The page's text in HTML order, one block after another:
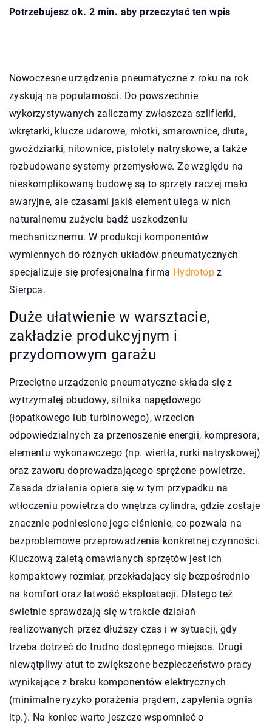
Potrzebujesz ok. 2 min. aby przeczytać ten wpis
Nowoczesne urządzenia pneumatyczne z roku na rok
zyskują na popularności. Do powszechnie
wykorzystywanych zaliczamy zwłaszcza szlifierki,
wkrętarki, klucze udarowe, młotki, smarownice, dłuta,
gwoździarki, nitownice, pistolety natryskowe, a także
rozbudowane systemy przemysłowe. Ze względu na
nieskomplikowaną budowę są to sprzęty raczej mało
awaryjne, ale czasami jakiś element ulega w nich
naturalnemu zużyciu bądź uszkodzeniu
mechanicznemu. W produkcji komponentów
wymiennych do różnych układów pneumatycznych
specjalizuje się profesjonalna firma Hydrotop z
Sierpca.
Duże ułatwienie w warsztacie,
zakładzie produkcyjnym i
przydomowym garażu
Przeciętne urządzenie pneumatyczne składa się z
wytrzymałej obudowy, silnika napędowego
(łopatkowego lub turbinowego), wrzecion
odpowiedzialnych za przenoszenie energii, kompresora,
elementu wykonawczego (np. wiertła, rurki natryskowej)
oraz zaworu doprowadzającego sprężone powietrze.
Zasada działania opiera się w tym przypadku na
wtłoczeniu powietrza do wnętrza cylindra, gdzie zostaje
znacznie podniesione jego ciśnienie, co pozwala na
bezproblemowe przeprowadzenia konkretnej czynności.
Kluczową zaletą omawianych sprzętów jest ich
kompaktowy rozmiar, przekładający się bezpośrednio
na komfort oraz łatwość eksploatacji. Dlatego też
świetnie sprawdzają się w trakcie działań
realizowanych przez dłuższy czas i w sytuacji, gdy
trzeba dotrzeć do trudno dostępnego miejsca. Drugi
niewątpliwy atut to zwiększone bezpieczeństwo pracy
wynikające z braku komponentów elektrycznych
(minimalne ryzyko porażenia prądem, zapylenia ognia
itp.). Na koniec warto jeszcze wspomnieć o